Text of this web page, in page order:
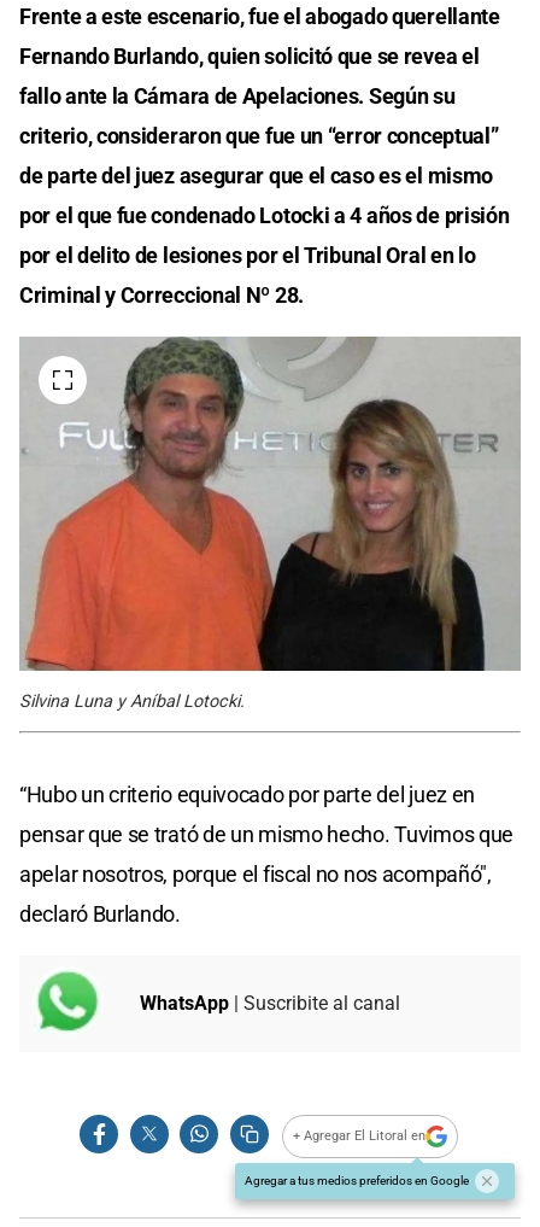
Frente a este escenario, fue el abogado querellante
Fernando Burlando, quien solicitó que se revea el
fallo ante la Cámara de Apelaciones. Según su
criterio, consideraron que fue un “error conceptual”
de parte del juez asegurar que el caso es el mismo
por el que fue condenado Lotocki a 4 años de prisión
por el delito de lesiones por el Tribunal Oral en lo
Criminal y Correccional Nº 28.
Silvina Luna y Aníbal Lotocki.
“Hubo un criterio equivocado por parte del juez en
pensar que se trató de un mismo hecho. Tuvimos que
apelar nosotros, porque el fiscal no nos acompañó",
declaró Burlando.
WhatsApp | Suscribite al canal
+ Agregar El Litoral en
Agregar a tus medios preferidos en Google